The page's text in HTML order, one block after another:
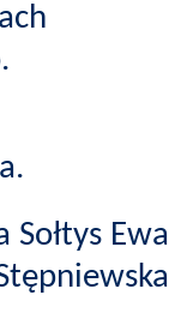
Sołtys Ewa